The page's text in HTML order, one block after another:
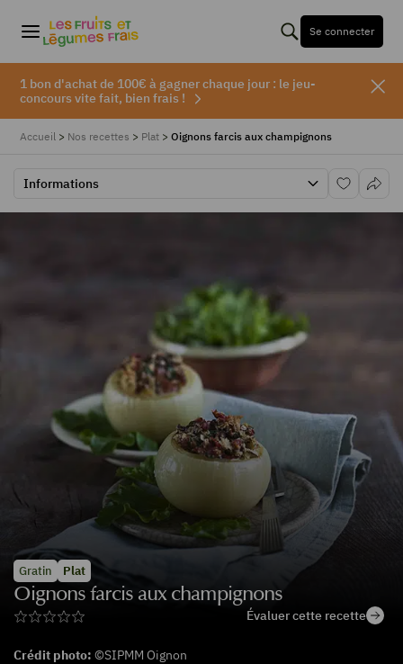
Se connecter
1 bon d'achat de 100€ à gagner chaque jour : le jeu-
concours vite fait, bien frais !
Accueil > Nos recettes > Plat > Oignons farcis aux champignons
Informations
Gratin Plat
Oignons farcis aux champignons
Évaluer cette recette
Crédit photo: ©SIPMM Oignon